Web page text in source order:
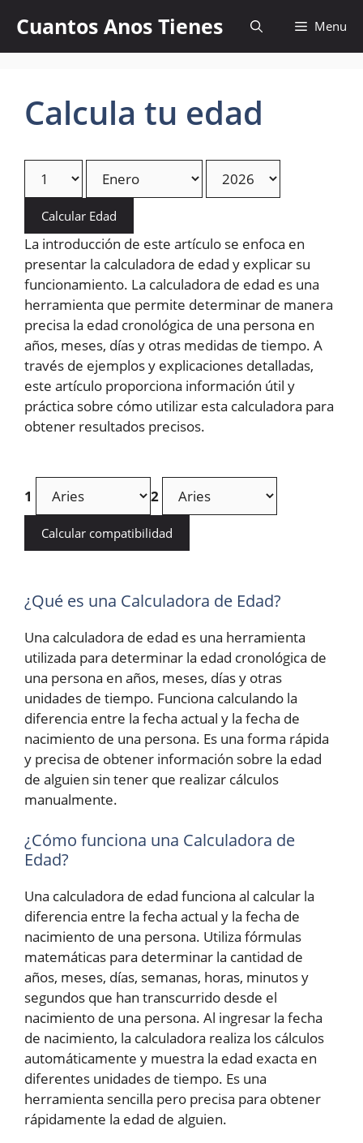
content
Cuantos Anos Tienes Menu
Calcula tu edad
Calcular Edad
La introducción de este artículo se enfoca en
presentar la calculadora de edad y explicar su
funcionamiento. La calculadora de edad es una
herramienta que permite determinar de manera
precisa la edad cronológica de una persona en
años, meses, días y otras medidas de tiempo. A
través de ejemplos y explicaciones detalladas,
este artículo proporciona información útil y
práctica sobre cómo utilizar esta calculadora para
obtener resultados precisos.
1 2
Calcular compatibilidad
¿Qué es una Calculadora de Edad?
Una calculadora de edad es una herramienta
utilizada para determinar la edad cronológica de
una persona en años, meses, días y otras
unidades de tiempo. Funciona calculando la
diferencia entre la fecha actual y la fecha de
nacimiento de una persona. Es una forma rápida
y precisa de obtener información sobre la edad
de alguien sin tener que realizar cálculos
manualmente.
¿Cómo funciona una Calculadora de
Edad?
Una calculadora de edad funciona al calcular la
diferencia entre la fecha actual y la fecha de
nacimiento de una persona. Utiliza fórmulas
matemáticas para determinar la cantidad de
años, meses, días, semanas, horas, minutos y
segundos que han transcurrido desde el
nacimiento de una persona. Al ingresar la fecha
de nacimiento, la calculadora realiza los cálculos
automáticamente y muestra la edad exacta en
diferentes unidades de tiempo. Es una
herramienta sencilla pero precisa para obtener
rápidamente la edad de alguien.